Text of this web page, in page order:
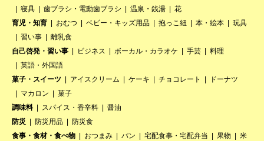
寝具
歯ブラシ・電動歯ブラシ 温泉・銭湯
花
育児・知育
おむつ ベビー・キッズ用品 抱っこ紐 本・絵本
玩具
習い事
離乳食
自己啓発・習い事
ビジネス ボーカル・カラオケ 手芸
料理
英語・外国語
菓子・スイーツ
アイスクリーム ケーキ チョコレート
ドーナツ
マカロン
菓子
調味料
スパイス・香辛料
醤油
防災
防災用品
防災食
食事・食材・食べ物
おつまみ パン 宅配食事・宅配弁当 果物 米